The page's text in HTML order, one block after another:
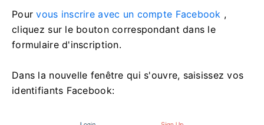
Pourvous inscrire avec un compte Facebook ,
cliquez sur le bouton correspondant dans le
formulaire d'inscription.
Dans la nouvelle fenêtre qui s'ouvre, saisissez vos
identifiants Facebook: